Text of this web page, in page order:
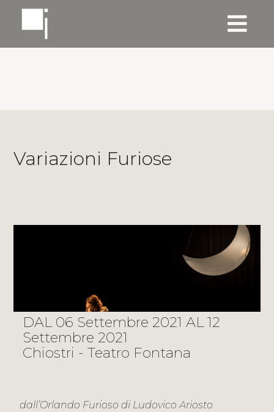
Variazioni Furiose
DAL 06 Settembre 2021 AL 12
Settembre 2021
Chiostri - Teatro Fontana
dall’Orlando Furioso di Ludovico Ariosto